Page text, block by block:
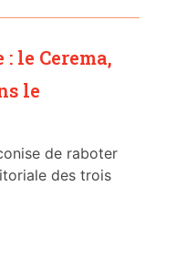
le Cerema,
le
de raboter
des trois